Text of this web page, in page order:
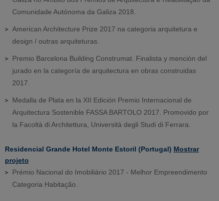
Comunidade Autónoma da Galiza 2018.
American Architecture Prize 2017 na categoria arquitetura e
design / outras arquiteturas.
Premio Barcelona Building Construmat. Finalista y mención del
jurado en la categoría de arquitectura en obras construidas
2017.
Medalla de Plata en la XII Edición Premio Internacional de
Arquitectura Sostenible FASSA BARTOLO 2017. Promovido por
la Facoltà di Architettura, Università degli Studi di Ferrara.
Residencial Grande Hotel Monte Estoril (Portugal) Mostrar
projeto
Prémio Nacional do Imobiliário 2017 - Melhor Empreendimento
Categoria Habitação.